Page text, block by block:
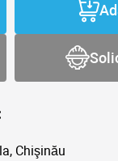
Chişinău